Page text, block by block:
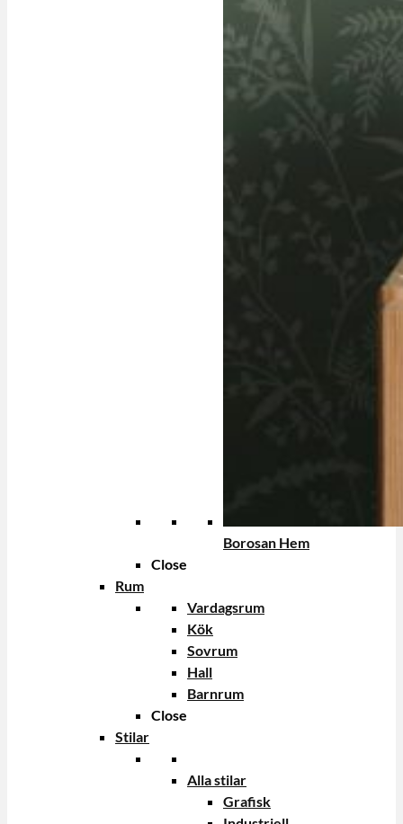
Borosan Hem
Close
Rum
Vardagsrum
Kök
Sovrum
Hall
Barnrum
Close
Stilar
Alla stilar
Grafisk